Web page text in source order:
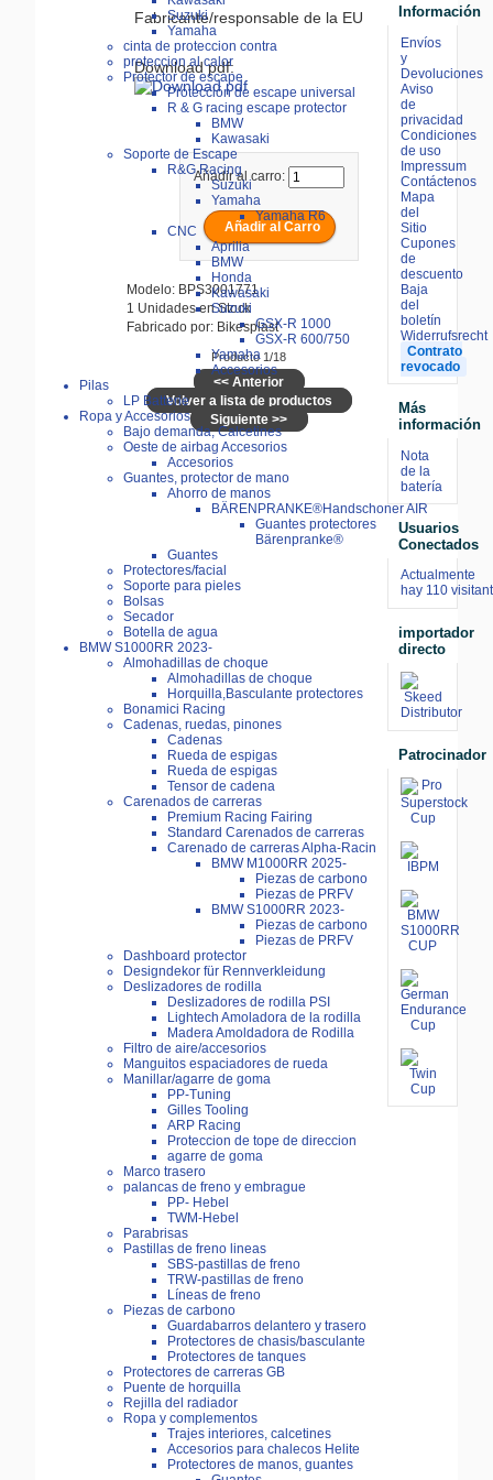
Suzuki
Yamaha
cinta de proteccion contra
proteccion al calor
Protector de escape
Protección de escape universal
R & G racing escape protector
BMW
Kawasaki
Soporte de Escape
R&G Racing
Suzuki
Yamaha
Yamaha R6
CNC
Aprilia
BMW
Honda
Kawasaki
Suzuki
GSX-R 1000
GSX-R 600/750
Yamaha
Accesorios
Pilas
LP Batterie
Ropa y Accesorios
Bajo demanda, Calcetines
Oeste de airbag Accesorios
Accesorios
Guantes, protector de mano
Ahorro de manos
BÄRENPRANKE®Handschoner AIR
Guantes protectores
Bärenpranke®
Guantes
Protectores/facial
Soporte para pieles
Bolsas
Secador
Botella de agua
BMW S1000RR 2023-
Almohadillas de choque
Almohadillas de choque
Horquilla,Basculante protectores
Bonamici Racing
Cadenas, ruedas, pinones
Cadenas
Rueda de espigas
Rueda de espigas
Tensor de cadena
Carenados de carreras
Premium Racing Fairing
Standard Carenados de carreras
Carenado de carreras Alpha-Racin
BMW M1000RR 2025-
Piezas de carbono
Piezas de PRFV
BMW S1000RR 2023-
Piezas de carbono
Piezas de PRFV
Dashboard protector
Designdekor für Rennverkleidung
Deslizadores de rodilla
Deslizadores de rodilla PSI
Lightech Amoladora de la rodilla
Madera Amoldadora de Rodilla
Filtro de aire/accesorios
Manguitos espaciadores de rueda
Manillar/agarre de goma
PP-Tuning
Gilles Tooling
ARP Racing
Proteccion de tope de direccion
agarre de goma
Marco trasero
palancas de freno y embrague
PP- Hebel
TWM-Hebel
Parabrisas
Pastillas de freno lineas
SBS-pastillas de freno
TRW-pastillas de freno
Líneas de freno
Piezas de carbono
Guardabarros delantero y trasero
Protectores de chasis/basculante
Protectores de tanques
Protectores de carreras GB
Puente de horquilla
Rejilla del radiador
Ropa y complementos
Trajes interiores, calcetines
Accesorios para chalecos Helite
Protectores de manos, guantes
Fabricante/responsable de la EU
Download pdf:
Añadir al carro:
Modelo: BPS3001771
1 Unidades en Stock
Fabricado por: Bikesplast
Producto 1/18
<< Anterior
Volver a lista de productos
Siguiente >>
Información
Envíos
y
Devoluciones
Aviso
de
privacidad
Condiciones
de uso
Impressum
Contáctenos
Mapa
del
Sitio
Cupones
de
descuento
Baja
del
boletín
Widerrufsrecht
Contrato
revocado
Más
información
Nota
de la
batería
Usuarios
Conectados
Actualmente
hay 110
importador
directo
Patrocinador